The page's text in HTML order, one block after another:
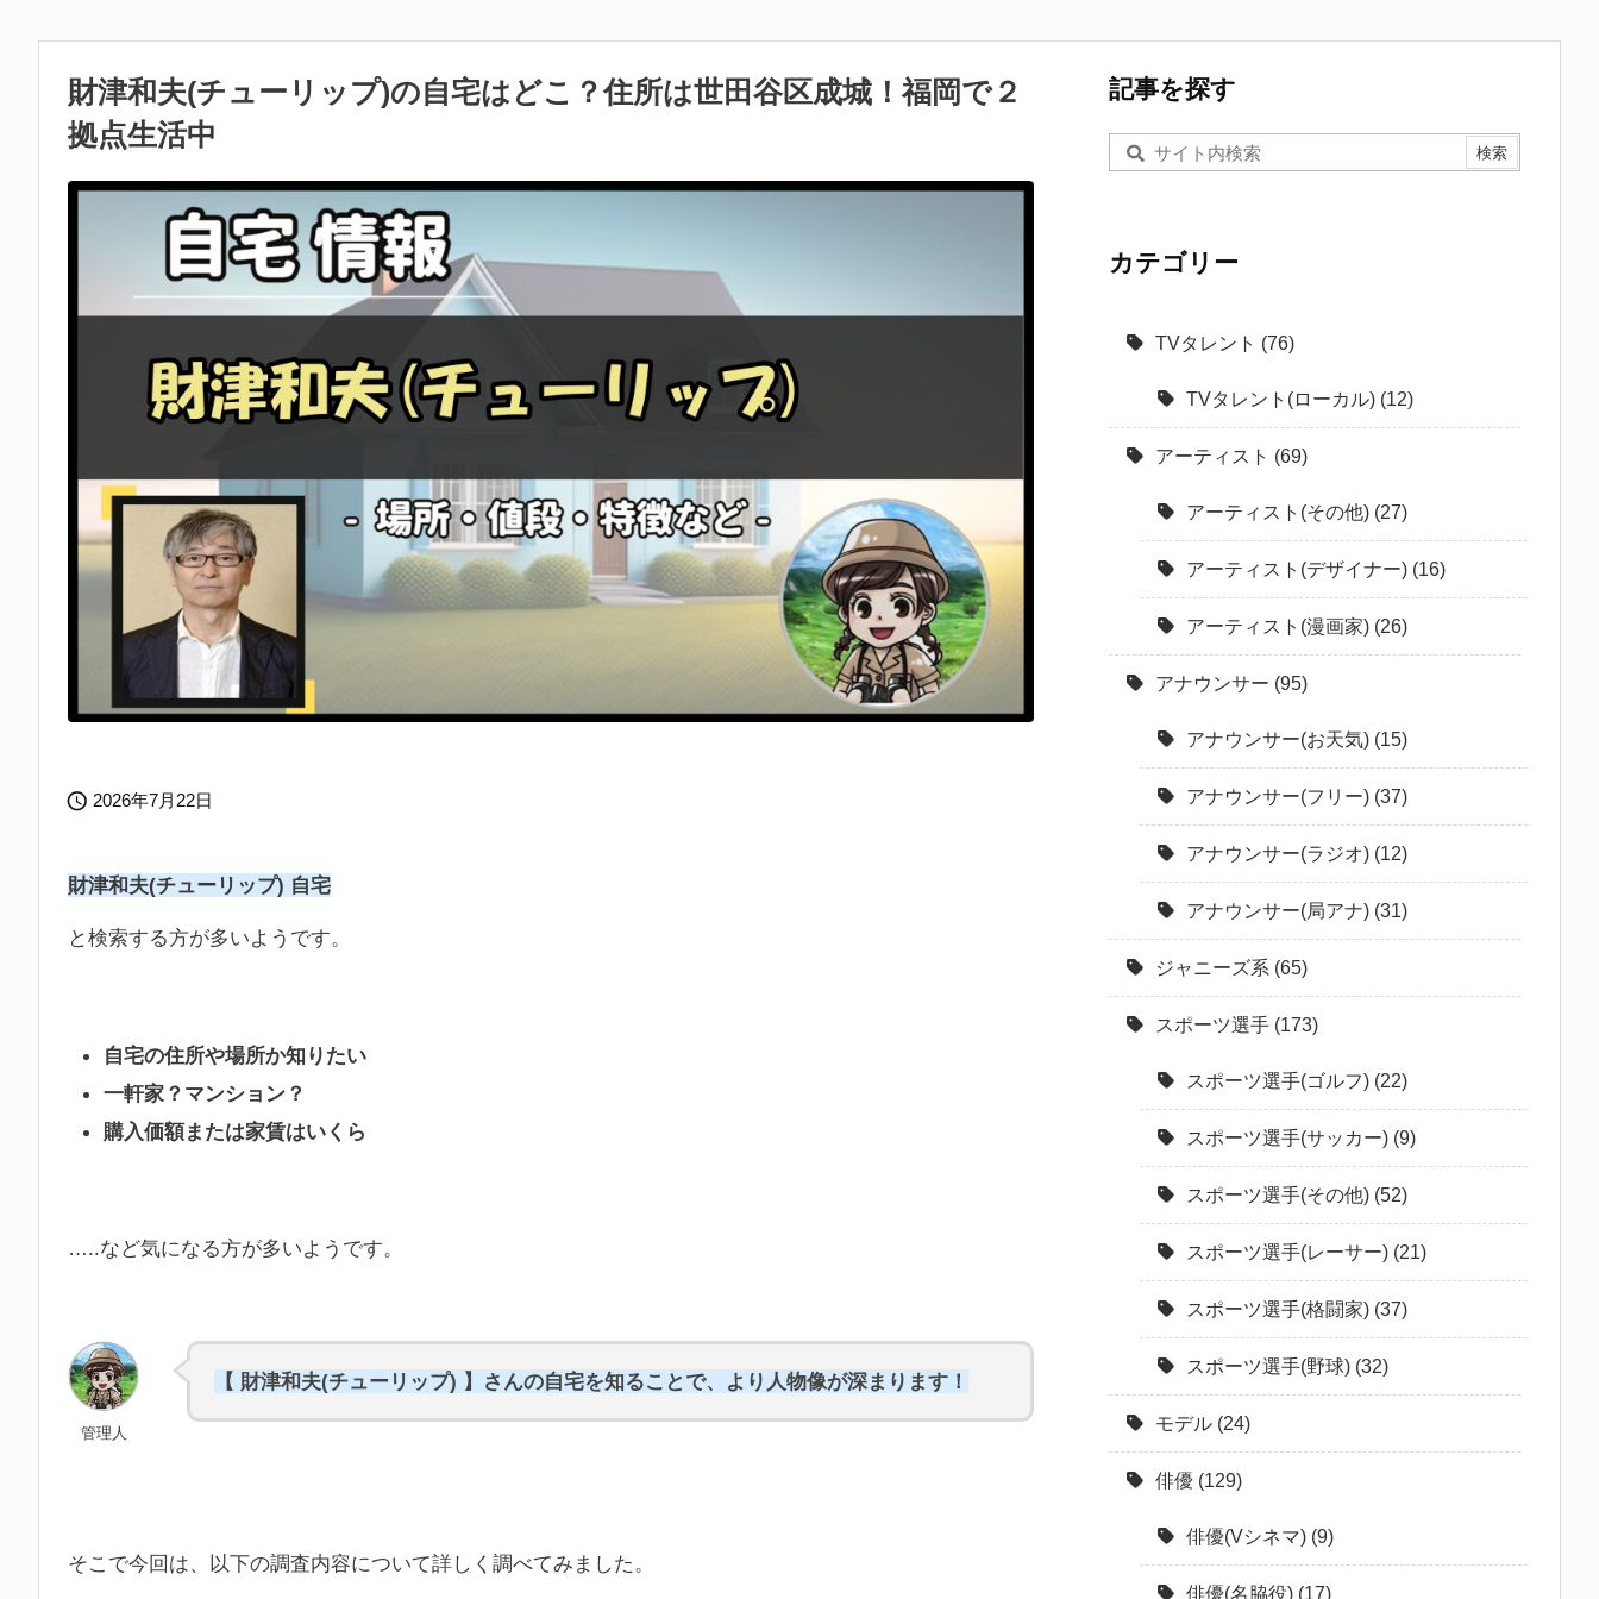
財津和夫(チューリップ)の自宅はどこ？住所は世田谷区成城！福岡で２
拠点生活中
 2026年7月22日
財津和夫(チューリップ) 自宅
と検索する方が多いようです。
自宅の住所や場所か知りたい
一軒家？マンション？
購入価額または家賃はいくら
…..など気になる方が多いようです。
管理人
【 財津和夫(チューリップ) 】さんの自宅を知ることで、より人物像が深まります！
そこで今回は、以下の調査内容について詳しく調べてみました。
記事を探す
カテゴリー
TVタレント (76)
TVタレント(ローカル) (12)
アーティスト (69)
アーティスト(その他) (27)
アーティスト(デザイナー) (16)
アーティスト(漫画家) (26)
アナウンサー (95)
アナウンサー(お天気) (15)
アナウンサー(フリー) (37)
アナウンサー(ラジオ) (12)
アナウンサー(局アナ) (31)
ジャニーズ系 (65)
スポーツ選手 (173)
スポーツ選手(ゴルフ) (22)
スポーツ選手(サッカー) (9)
スポーツ選手(その他) (52)
スポーツ選手(レーサー) (21)
スポーツ選手(格闘家) (37)
スポーツ選手(野球) (32)
モデル (24)
俳優 (129)
俳優(Vシネマ) (9)
俳優(名脇役) (17)